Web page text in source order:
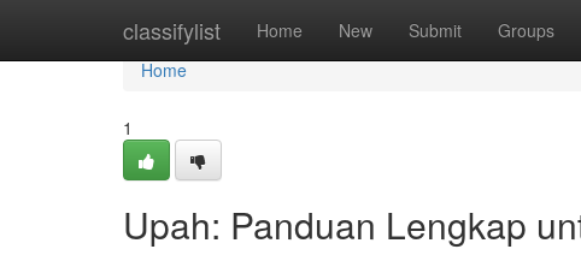
classifylist Home New Submit Groups
Home
Home
1
Upah: Panduan Lengkap